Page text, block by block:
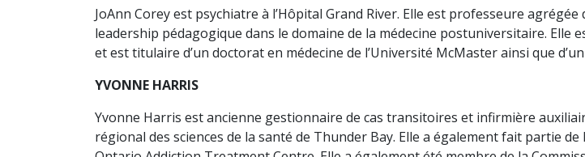
JoAnn Corey est psychiatre à l’Hôpital Grand River. Elle est professeure
leadership pédagogique dans le domaine de la médecine postuniversitaire. Elle
et est titulaire d’un doctorat en médecine de l’Université McMaster ainsi que
YVONNE HARRIS
Yvonne Harris est ancienne gestionnaire de cas transitoires et infirmière
régional des sciences de la santé de Thunder Bay. Elle a également fait partie